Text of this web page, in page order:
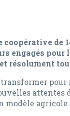
coopérative de
engagés pour
résolument
attentes
modèle